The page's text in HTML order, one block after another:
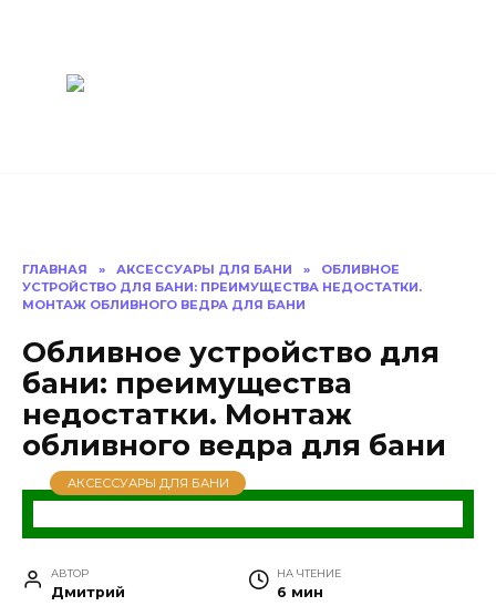
ГЛАВНАЯ » АКСЕССУАРЫ ДЛЯ БАНИ »
ОБЛИВНОЕ
УСТРОЙСТВО ДЛЯ БАНИ: ПРЕИМУЩЕСТВА НЕДОСТАТКИ.
МОНТАЖ ОБЛИВНОГО ВЕДРА ДЛЯ БАНИ
Обливное устройство для
бани: преимущества
недостатки. Монтаж
обливного ведра для бани
АКСЕССУАРЫ ДЛЯ БАНИ
АВТОР
Дмитрий
НА ЧТЕНИЕ
6 мин